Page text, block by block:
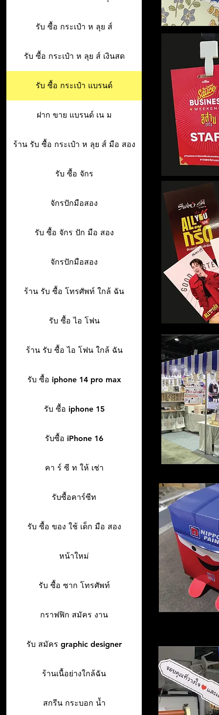
รับ ซื้อ กระเป๋า ห ลุย ส์
รับ ซื้อ กระเป๋า ห ลุย ส์ เงินสด
รับ ซื้อ กระเป๋า แบรนด์
ฝาก ขาย แบรนด์ เน ม
ร้าน รับ ซื้อ กระเป๋า ห ลุย ส์ มือ สอง
รับ ซื้อ จักร
จักรปักมือสอง
รับ ซื้อ จักร ปัก มือ สอง
จักรปักมือสอง
ร้าน รับ ซื้อ โทรศัพท์ ใกล้ ฉัน
รับ ซื้อ ไอ โฟน
ร้าน รับ ซื้อ ไอ โฟน ใกล้ ฉัน
รับ ซื้อ iphone 14 pro max
รับ ซื้อ iphone 15
รับซื้อ iPhone 16
คา ร์ ซี ท ให้ เช่า
รับซื้อคาร์ซีท
รับ ซื้อ ของ ใช้ เด็ก มือ สอง
หน้าใหม่
รับ ซื้อ ซาก โทรศัพท์
กราฟฟิก สมัคร งาน
รับ สมัคร graphic designer
ร้านเนื้อย่างใกล้ฉัน
สกรีน กระบอก น้ำ